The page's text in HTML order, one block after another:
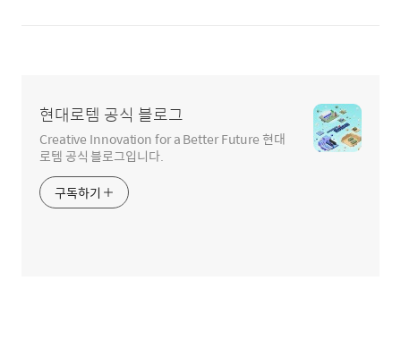
현대로템 공식 블로그
Creative Innovation for a Better Future 현대
로템 공식 블로그입니다.
구독하기